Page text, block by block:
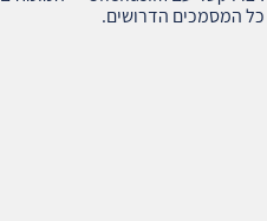
כל המסמכים הדרושים.